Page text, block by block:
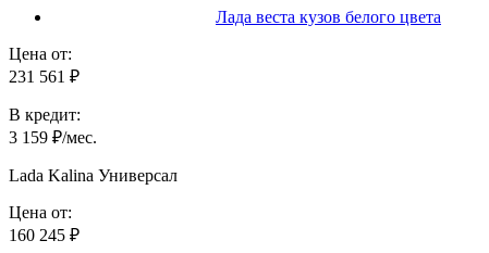
Лада веста кузов белого цвета
Цена от:
231 561 ₽
В кредит:
3 159 ₽/мес.
Lada Kalina Универсал
Цена от:
160 245 ₽